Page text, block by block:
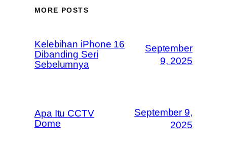
MORE POSTS
Kelebihan iPhone 16
Dibanding Seri
Sebelumnya
September
9, 2025
Apa Itu CCTV
Dome
September 9,
2025